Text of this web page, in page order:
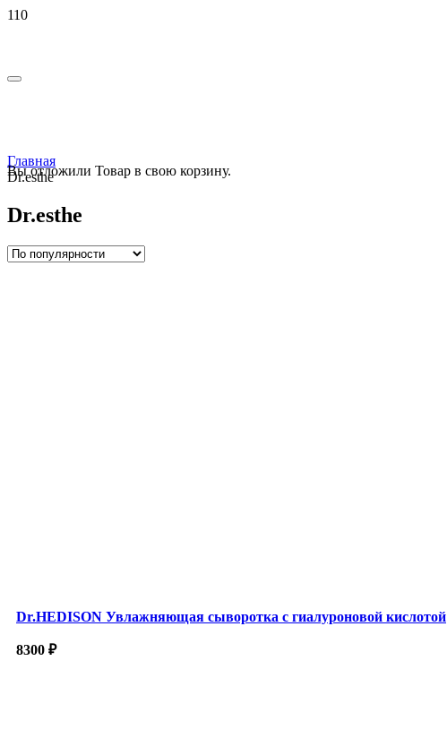
Вы отложили Товар в свою корзину.
Главная
Dr.esthe
Dr.esthe
Dr.HEDISON Увлажняющая сыворотка с гиалуроновой кислотой
8300 ₽